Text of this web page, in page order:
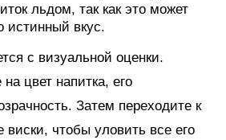
льдом, так как это может
истинный вкус.
с визуальной оценки.
цвет напитка, его
Затем переходите к
чтобы уловить все его